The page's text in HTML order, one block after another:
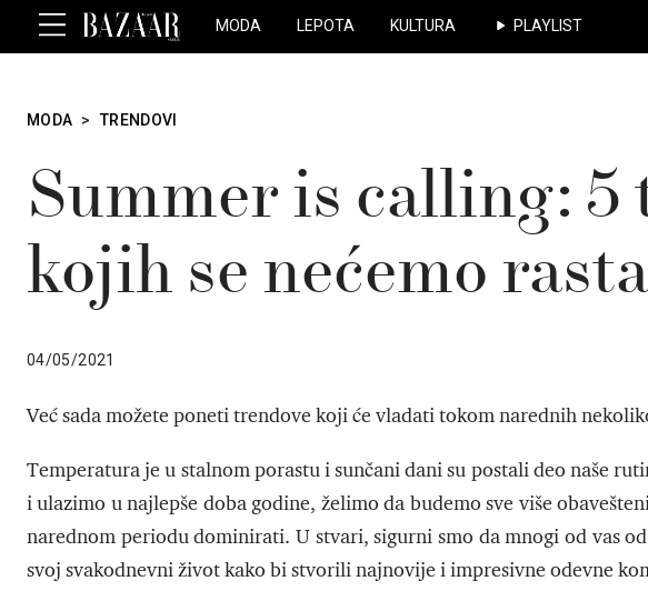
MODA LEPOTA KULTURA PLAYLIST
MODA > TRENDOVI
Summer is calling: 5
kojih se nećemo
04/05/2021
Već sada možete poneti trendove koji će vladati tokom narednih
Temperatura je u stalnom porastu i sunčani dani su postali deo naše
i ulazimo u najlepše doba godine, želimo da budemo sve više
narednom periodu dominirati. U stvari, sigurni smo da mnogi od vas
svoj svakodnevni život kako bi stvorili najnovije i impresivne odevne